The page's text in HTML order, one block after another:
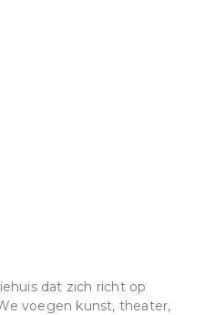
dat zich richt op
voegen kunst, theater,